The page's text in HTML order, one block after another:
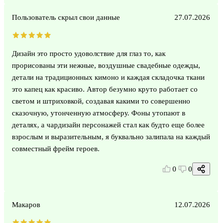
Пользователь скрыл свои данные 27.07.2026
Дизайн это просто удоволствие для глаз то, как
прорисованы эти нежные, воздушные свадебные одежды,
детали на традиционных кимоно и каждая складочка ткани
это капец как красиво. Автор безумно круто работает со
светом и штриховкой, создавая какими то совершенно
сказочную, утонченную атмосферу. Фоны утопают в
деталях, а чардизайн персонажей стал как будто еще более
взрослым и выразительным, я буквально залипала на каждый
совместный фрейм героев.
0 0
Макаров 12.07.2026